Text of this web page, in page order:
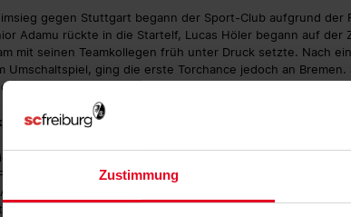
Zustimmung
gegen Stuttgart begann der Sport-Club aufgrund der
Adamu rückte in die Startelf, Lucas Höler begann auf
mit seinen Teamkollegen früh unter Druck setzte. Nach
Umschaltspiel, ging die erste Torchance jedoch an
hielt sicher (10.).
sich die erste gute Möglichkeit in der 18. Minute. Über
Adamu, der den Ball etwas in den Rücken
brachte. SVW-Torhüter Mio Backhaus parierte.
Da war es wenig überraschend, dass ein Standard den